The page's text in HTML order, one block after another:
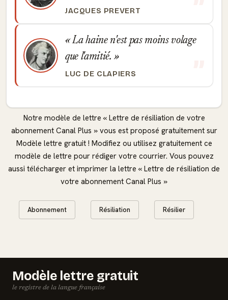
JACQUES PREVERT
La haine n'est pas moins volage
que l'amitié.
LUC DE CLAPIERS
Notre modèle de lettre « Lettre de résiliation de votre
abonnement Canal Plus » vous est proposé gratuitement sur
Modèle lettre gratuit ! Modifiez ou utilisez gratuitement ce
modèle de lettre pour rédiger votre courrier. Vous pouvez
aussi télécharger et imprimer la lettre « Lettre de résiliation de
votre abonnement Canal Plus »
Abonnement Résiliation Résilier
Modèle lettre gratuit
le registre de la langue française